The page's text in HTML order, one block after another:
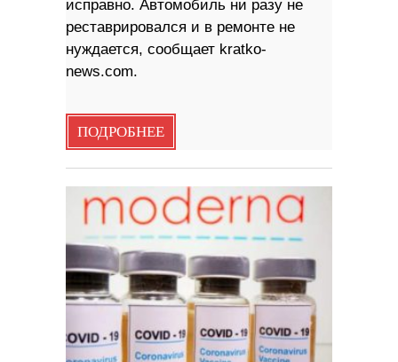
исправно. Автомобиль ни разу не
реставрировался и в ремонте не
нуждается, сообщает kratko-
news.com.
ПОДРОБНЕЕ